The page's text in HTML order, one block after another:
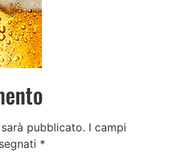
pubblicato. I campi
*